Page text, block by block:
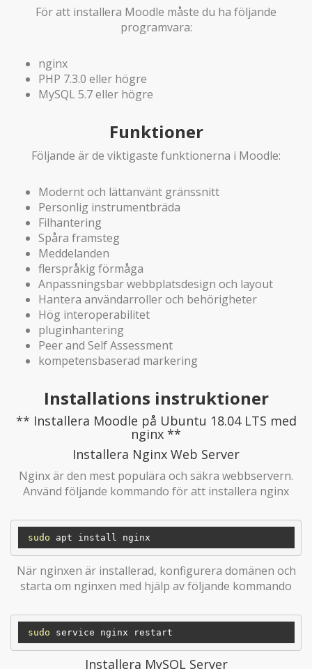
För att installera Moodle måste du ha följande
programvara:
nginx
PHP 7.3.0 eller högre
MySQL 5.7 eller högre
Funktioner
Följande är de viktigaste funktionerna i Moodle:
Modernt och lättanvänt gränssnitt
Personlig instrumentbräda
Filhantering
Spåra framsteg
Meddelanden
flerspråkig förmåga
Anpassningsbar webbplatsdesign och layout
Hantera användarroller och behörigheter
Hög interoperabilitet
pluginhantering
Peer and Self Assessment
kompetensbaserad markering
Installations instruktioner
** Installera Moodle på Ubuntu 18.04 LTS med
nginx **
Installera Nginx Web Server
Nginx är den mest populära och säkra webbservern.
Använd följande kommando för att installera nginx
sudo
När nginxen är installerad, konfigurera domänen och
starta om nginxen med hjälp av följande kommando
sudo
Installera MySQL Server